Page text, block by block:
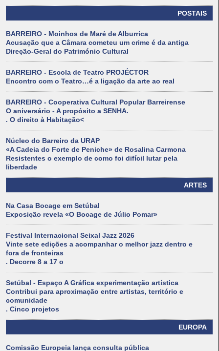
POSTAIS
BARREIRO - Moinhos de Maré de Alburrica
Acusação que a Câmara cometeu um crime é da antiga
Direção-Geral do Património Cultural
BARREIRO - Escola de Teatro PROJÉCTOR
Encontro com o Teatro…é a ligação da arte ao real
BARREIRO - Cooperativa Cultural Popular Barreirense
O aniversário - A propósito a SENHA.
. O direito à Habitação<
Núcleo do Barreiro da URAP
«A Cadeia do Forte de Peniche» de Rosalina Carmona
Resistentes o exemplo de como foi difícil lutar pela
liberdade
ARTES
Na Casa Bocage em Setúbal
Exposição revela «O Bocage de Júlio Pomar»
Festival Internacional Seixal Jazz 2026
Vinte sete edições a acompanhar o melhor jazz dentro e
fora de fronteiras
. Decorre 8 a 17 o
Setúbal - Espaço A Gráfica experimentação artística
Contribui para aproximação entre artistas, território e
comunidade
. Cinco projetos
EUROPA
Comissão Europeia lança consulta pública